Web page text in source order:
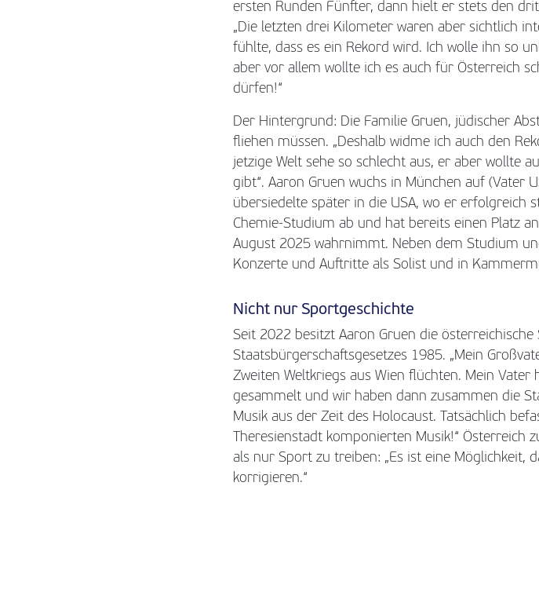
ersten Runden Fünfter, dann hielt er stets den
„Die letzten drei Kilometer waren aber sichtlich
fühlte, dass es ein Rekord wird. Ich wolle ihn so
aber vor allem wollte ich es auch für Österreich
dürfen!“
Der Hintergrund: Die Familie Gruen, jüdischer
fliehen müssen. „Deshalb widme ich auch den
jetzige Welt sehe so schlecht aus, er aber wollte
gibt“. Aaron Gruen wuchs in München auf (Vater
übersiedelte später in die USA, wo er erfolgreich
Chemie-Studium ab und hat bereits einen Platz
August 2025 wahrnimmt. Neben dem Studium
Konzerte und Auftritte als Solist und in
Nicht nur Sportgeschichte
Seit 2022 besitzt Aaron Gruen die
Staatsbürgerschaftsgesetzes 1985. „Mein
Zweiten Weltkriegs aus Wien flüchten. Mein
gesammelt und wir haben dann zusammen die
Musik aus der Zeit des Holocaust. Tatsächlich
Theresienstadt komponierten Musik!“
als nur Sport zu treiben: „Es ist eine Möglichkeit,
korrigieren.“